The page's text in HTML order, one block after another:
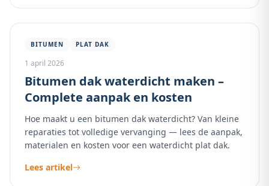
BITUMEN PLAT DAK
1 april 2026
Bitumen dak waterdicht maken –
Complete aanpak en kosten
Hoe maakt u een bitumen dak waterdicht? Van kleine
reparaties tot volledige vervanging — lees de aanpak,
materialen en kosten voor een waterdicht plat dak.
Lees artikel